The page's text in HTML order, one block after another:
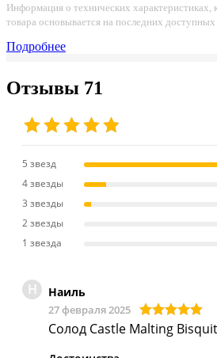
Информация о технических характеристиках,
товара основывается на последних
Подробнее
Отзывы 71
5 звезд
4 звезды
3 звезды
2 звезды
1 звезда
Н Наиль
27 февраля 2025
Солод Castle Malting